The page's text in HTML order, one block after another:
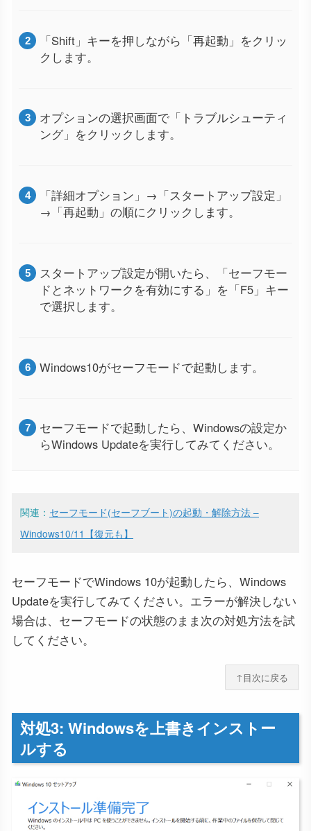
「Shift」キーを押しながら「再起動」をクリッ
クします。
オプションの選択画面で「トラブルシューティ
ング」をクリックします。
「詳細オプション」→「スタートアップ設定」
→「再起動」の順にクリックします。
スタートアップ設定が開いたら、「セーフモー
ドとネットワークを有効にする」を「F5」キー
で選択します。
Windows10がセーフモードで起動します。
セーフモードで起動したら、Windowsの設定か
らWindows Updateを実行してみてください。
関連： セーフモード(セーフブート)の起動・解除方法 –
Windows10/11【復元も】
セーフモードでWindows 10が起動したら、Windows
Updateを実行してみてください。エラーが解決しない
場合は、セーフモードの状態のまま次の対処方法を試
してください。
↑目次に戻る
対処3: Windowsを上書きインストー
ルする